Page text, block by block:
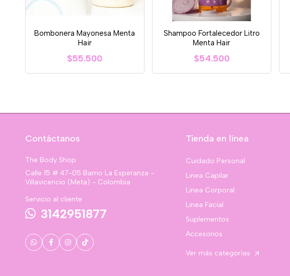
Bombonera Mayonesa Menta
Hair
$55.500
Shampoo Fortalecedor Litro
Menta Hair
$54.500
Contáctanos
The Body Shop
Calle 15 # 47-05 Barrio La Esperanza -
Villavicencio (Meta) - Colombia
Servicio al cliente
3142951877
Tienda en línea
Cuidado Personal
Linea Capilar
Linea Corporal
Linea Facial
Suplementos
Accesorios
Ver más categorías